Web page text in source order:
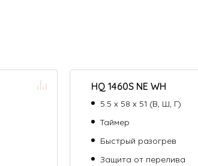
HQ 1460S NE WH
5.5 х 58 х 51 (В, Ш, Г)
Таймер
Быстрый разогрев
Защита от перелива